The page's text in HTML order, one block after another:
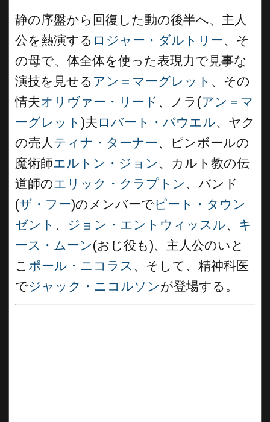
静の序盤から回復した動の後半へ、主人
公を熱演する ロジャー・ダルトリー、そ
の母で、体全体を使った表現力で見事な
演技を見せる アン＝マーグレット 、その
情夫オリヴァー・リード 、ノラ(アン＝マ
ーグレット )夫 ロバート・パウエル、ヤク
の売人 ティナ・ターナー、ピンボールの
魔術師エルトン・ジョン 、カルト教の伝
道師のエリック・クラプトン 、バンド
(ザ・フー)のメンバーでピート・タウン
ゼント 、 ジョン・エントウィッスル、 キ
ース・ムーン(おじ役も)、主人公のいと
こ ポール・ニコラス 、そして、精神科医
でジャック・ニコルソンが登場する。